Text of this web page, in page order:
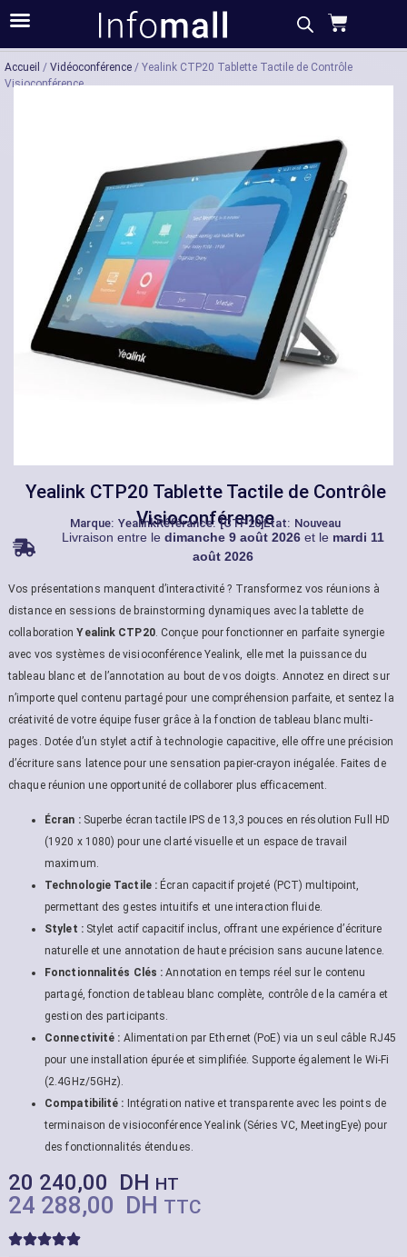
Acheter Description Caractéristiques
Accueil / Vidéoconférence / Yealink CTP20 Tablette Tactile de Contrôle
Visioconférence
Yealink CTP20 Tablette Tactile de Contrôle
Visioconférence
Marque: YealinkRéférance: [CTP20]État: Nouveau
Livraison entre le dimanche 9 août 2026et le mardi 11
août 2026
Vos présentations manquent d’interactivité ? Transformez vos réunions à
distance en sessions de brainstorming dynamiques avec la tablette de
collaborationYealink CTP20. Conçue pour fonctionner en parfaite synergie
avec vos systèmes de visioconférence Yealink, elle met la puissance du
tableau blanc et de l’annotation au bout de vos doigts. Annotez en direct sur
n’importe quel contenu partagé pour une compréhension parfaite, et sentez la
créativité de votre équipe fuser grâce à la fonction de tableau blanc multi-
pages. Dotée d’un stylet actif à technologie capacitive, elle offre une précision
d’écriture sans latence pour une sensation papier-crayon inégalée. Faites de
chaque réunion une opportunité de collaborer plus efficacement.
Écran :Superbe écran tactile IPS de 13,3 pouces en résolution Full HD
(1920 x 1080) pour une clarté visuelle et un espace de travail
maximum.
Technologie Tactile : Écran capacitif projeté (PCT) multipoint,
permettant des gestes intuitifs et une interaction fluide.
Stylet :Stylet actif capacitif inclus, offrant une expérience d’écriture
naturelle et une annotation de haute précision sans aucune latence.
Fonctionnalités Clés : Annotation en temps réel sur le contenu
partagé, fonction de tableau blanc complète, contrôle de la caméra et
gestion des participants.
Connectivité : Alimentation par Ethernet (PoE) via un seul câble RJ45
pour une installation épurée et simplifiée. Supporte également le Wi-Fi
(2.4GHz/5GHz).
Compatibilité : Intégration native et transparente avec les points de
terminaison de visioconférence Yealink (Séries VC, MeetingEye) pour
des fonctionnalités étendues.
20 240,00 DH HT
24 288,00 DH TTC